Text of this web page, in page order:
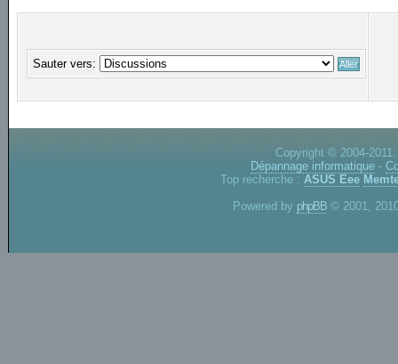
Sauter vers:
Copyright © 2004-
Dépannage informatique -
Top recherche : ASUS Eee
Powered by phpBB © 2001,